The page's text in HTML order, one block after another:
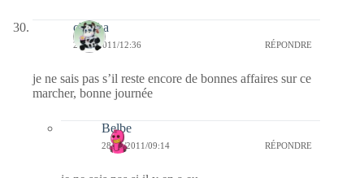
chacha
27/01/2011/12:36 RÉPONDRE
je ne sais pas s’il reste encore de bonnes affaires sur ce
marcher, bonne journée
Belbe
28/01/2011/09:14 RÉPONDRE